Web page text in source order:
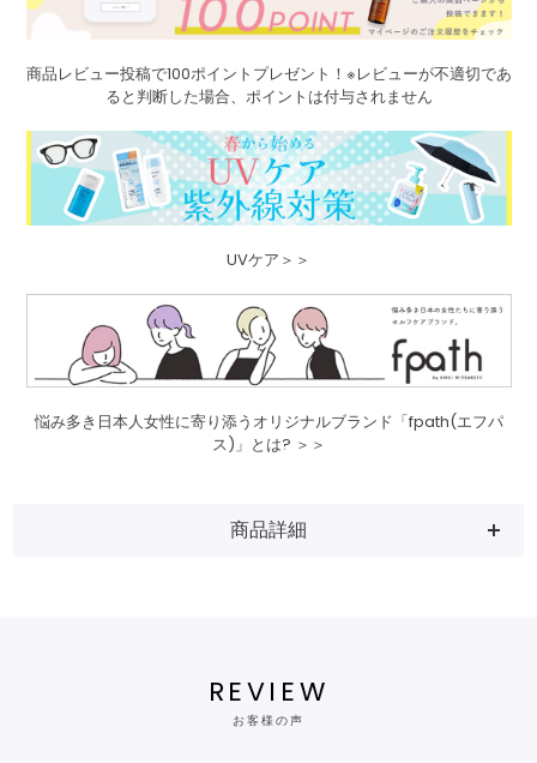
商品レビュー投稿で100ポイントプレゼント！※レビューが不適切であ
ると判断した場合、ポイントは付与されません
UVケア＞＞
悩み多き日本人女性に寄り添うオリジナルブランド「fpath(エフパ
ス)」とは? ＞＞
商品詳細
REVIEW
お客様の声